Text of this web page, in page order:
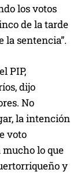
los votos
de la tarde
la sentencia”.
PIP,
dijo
No
la intención
voto
lo que
y